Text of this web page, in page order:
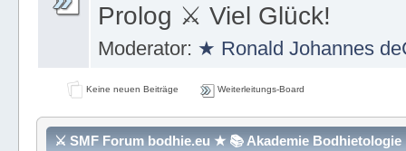
Prolog ⚔ Viel Glück!
Moderator: ★ Ronald Johannes
Keine neuen Beiträge Weiterleitungs-Board
⚔ SMF Forum bodhie.eu ★ 📚 Akademie